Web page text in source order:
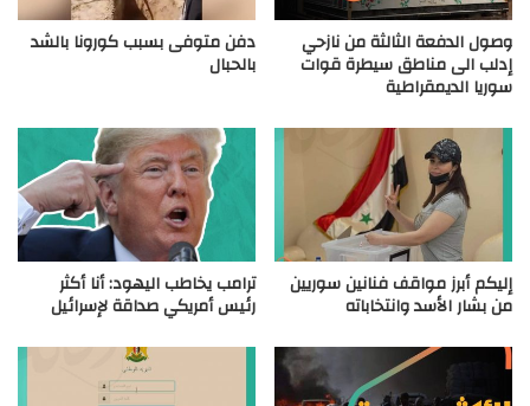
وصول الدفعة الثالثة من نازحي
إدلب الى مناطق سيطرة قوات
سوريا الديمقراطية
دفن متوفى بسبب كورونا بالشد
بالحبال
إليكم أبرز مواقف فنانين سوريين
من بشار الأسد وانتخاباته
ترامب يخاطب اليهود: أنا أكثر
رئيس أمريكي صداقة لإسرائيل